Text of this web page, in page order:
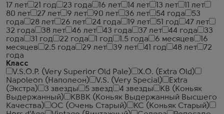
17 лет
21 год 23 года 16 лет 14 лет 13 лет
11 лет
80 лет
27 лет 9 лет 90 лет 36 лет 54 года
53
года
28 лет 26 лет 24 года 19 лет 51 год
47 лет
32 года
38 лет 46 лет 43 года 37 лет 44 года
33
года
31 год 22 года 1 год 1.5 года 6 месяцев
16
месяцев
2.5 года 29 лет 39 лет 41 год 48 лет
72
года
Класс
V.S.O.P. (Very Superior Old Pale)
X.O. (Extra Old)
Napoleon (Наполеон)
V.S. (Very Special)
Extra
(Экстра)
3 звезды 5 звезд 4 звезды
КВ (Коньяк
Выдержанный)
КВВК (Коньяк Выдержанный Высшего
Качества)
ОС (Очень Старый)
КС (Коньяк Старый)